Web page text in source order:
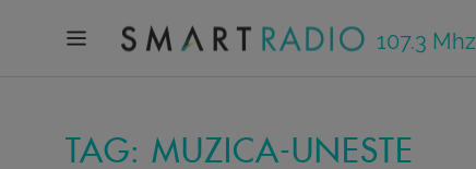
107.3 Mhz
TAG: MUZICA-UNESTE